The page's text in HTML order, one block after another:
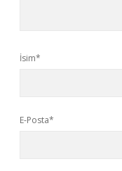
İsim*
E-Posta*